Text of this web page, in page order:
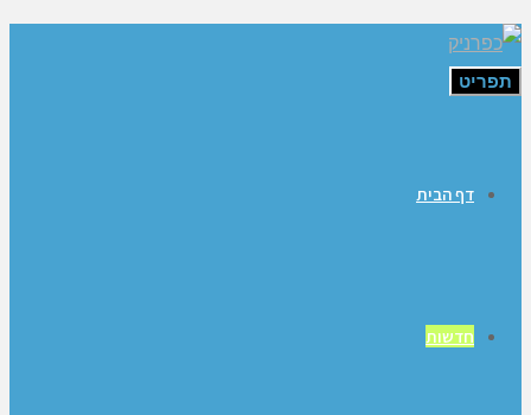
תפריט
דף הבית
חדשות